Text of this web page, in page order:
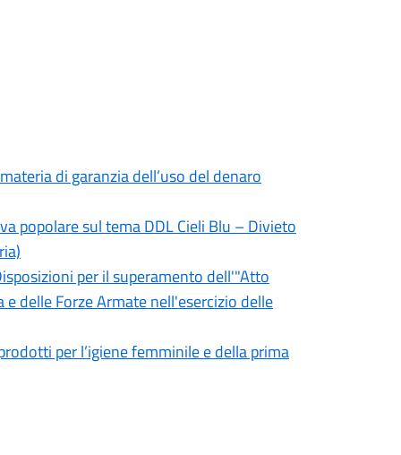
di garanzia dell’uso del denaro
popolare sul tema DDL Cieli Blu – Divieto
per il superamento dell'"Atto
delle Forze Armate nell'esercizio delle
per l’igiene femminile e della prima